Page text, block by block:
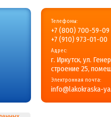
Телефоны:
+7 (800) 700-59-09
+7 (910) 973-01-00
Адрес:
г. Иркутск, ул.
строение 25,
Электронная почта:
info@lakokraska-